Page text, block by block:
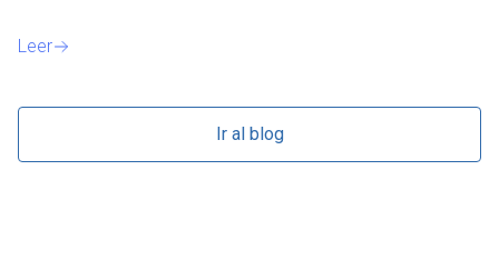
Leer
Ir al blog